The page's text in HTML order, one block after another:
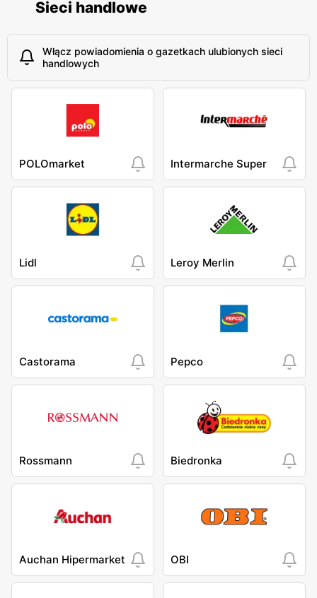
Sieci handlowe
Włącz powiadomienia o gazetkach ulubionych sieci
handlowych
POLOmarket Intermarche Super
Lidl Leroy Merlin
Castorama Pepco
Rossmann Biedronka
Auchan Hipermarket OBI